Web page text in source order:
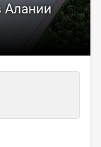
Алании